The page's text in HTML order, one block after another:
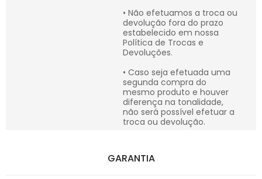
• Não efetuamos a troca ou
devolução fora do prazo
estabelecido em nossa
Política de Trocas e
Devoluções.
• Caso seja efetuada uma
segunda compra do
mesmo produto e houver
diferença na tonalidade,
não será possível efetuar a
troca ou devolução.
GARANTIA